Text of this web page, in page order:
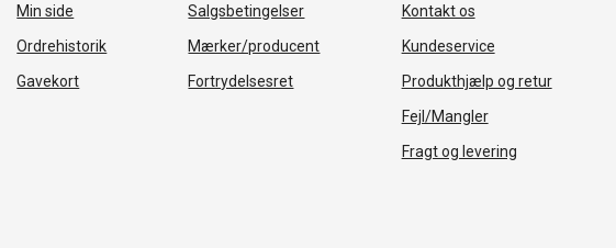
Min side
Ordrehistorik
Gavekort
Salgsbetingelser
Mærker/producent
Fortrydelsesret
Kontakt os
Kundeservice
Produkthjælp og retur
Fejl/Mangler
Fragt og levering